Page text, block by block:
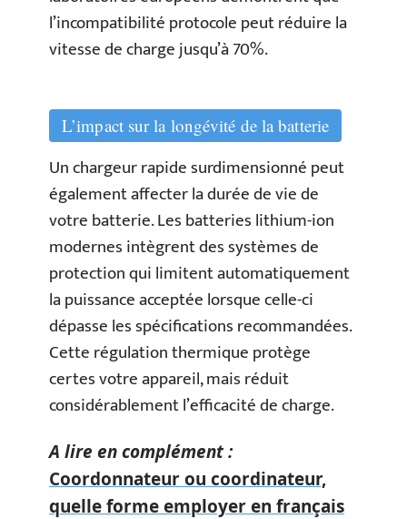
l’incompatibilité protocole peut réduire la
vitesse de charge jusqu’à 70%.
L’impact sur la longévité de la batterie
Un chargeur rapide surdimensionné peut
également affecter la durée de vie de
votre batterie. Les batteries lithium-ion
modernes intègrent des systèmes de
protection qui limitent automatiquement
la puissance acceptée lorsque celle-ci
dépasse les spécifications recommandées.
Cette régulation thermique protège
certes votre appareil, mais réduit
considérablement l’efficacité de charge.
A lire en complément :
Coordonnateur ou coordinateur,
quelle forme employer en français